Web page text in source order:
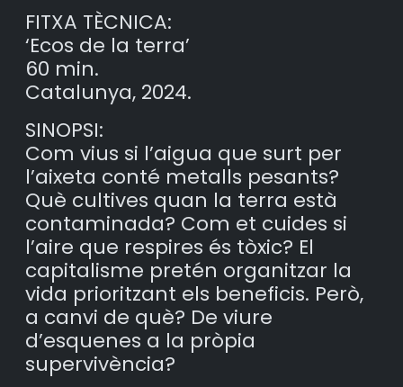
FITXA TÈCNICA:
‘Ecos de la terra’
60 min.
Catalunya, 2024.
SINOPSI:
Com vius si l’aigua que surt per
l’aixeta conté metalls pesants?
Què cultives quan la terra està
contaminada? Com et cuides si
l’aire que respires és tòxic? El
capitalisme pretén organitzar la
vida prioritzant els beneficis. Però,
a canvi de què? De viure
d’esquenes a la pròpia
supervivència?